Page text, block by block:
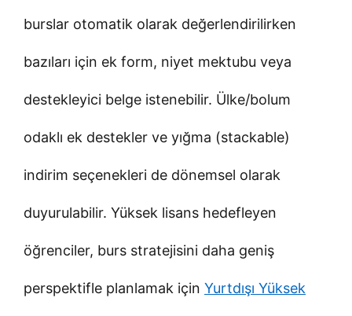
burslar otomatik olarak değerlendirilirken
bazıları için ek form, niyet mektubu veya
destekleyici belge istenebilir. Ülke/bolum
odaklı ek destekler ve yığma (stackable)
indirim seçenekleri de dönemsel olarak
duyurulabilir. Yüksek lisans hedefleyen
öğrenciler, burs stratejisini daha geniş
perspektifle planlamak için Yurtdışı Yüksek